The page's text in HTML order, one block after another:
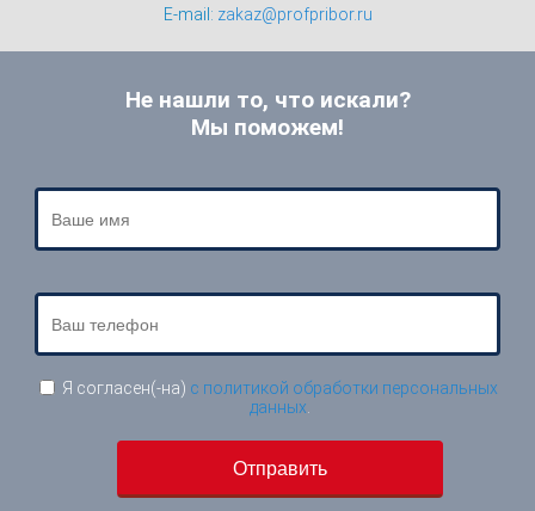
E-mail: zakaz@profpribor.ru
Не нашли то, что искали?
Мы поможем!
Я согласен(-на) с политикой обработки персональных
данных